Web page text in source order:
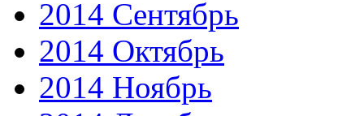
2014 Сентябрь
2014 Октябрь
2014 Ноябрь